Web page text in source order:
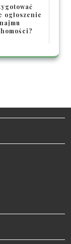
ogłoszenie